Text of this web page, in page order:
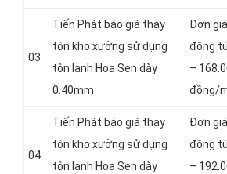
03
Tiến Phát báo giá thay
tôn kho xưởng sử dụng
tôn lạnh Hoa Sen dày
0.40mm
Đơn
động
–
đồng/
04
Tiến Phát báo giá thay
tôn kho xưởng sử dụng
tôn lạnh Hoa Sen dày
Đơn
động
–